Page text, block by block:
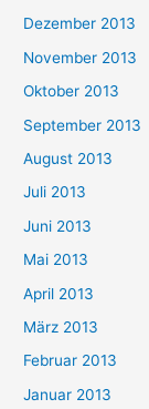
Dezember 2013
November 2013
Oktober 2013
September 2013
August 2013
Juli 2013
Juni 2013
Mai 2013
April 2013
März 2013
Februar 2013
Januar 2013